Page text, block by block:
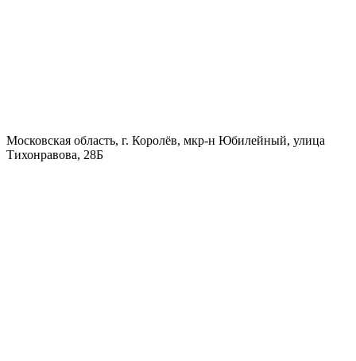
Московская область, г. Королёв, мкр-н Юбилейный, улица
Тихонравова, 28Б